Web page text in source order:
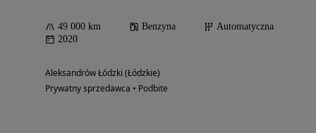
49 000 km Benzyna
Automatyczna
2020
Aleksandrów Łódzki (Łódzkie)
Prywatny sprzedawca • Podbite